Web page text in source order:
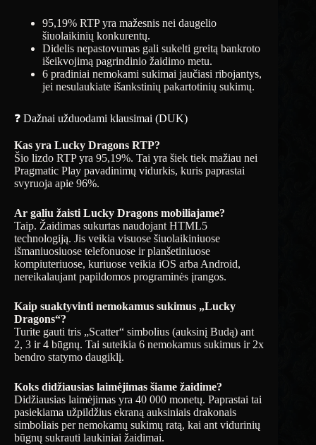
95,19% RTP yra mažesnis nei daugelio
šiuolaikinių konkurentų.
Didelis nepastovumas gali sukelti greitą bankroto
išeikvojimą pagrindinio žaidimo metu.
6 pradiniai nemokami sukimai jaučiasi ribojantys,
jei nesulaukiate išankstinių pakartotinių sukimų.
❓ Dažnai užduodami klausimai (DUK)
Kas yra Lucky Dragons RTP?
Šio lizdo RTP yra 95,19%. Tai yra šiek tiek mažiau nei
Pragmatic Play pavadinimų vidurkis, kuris paprastai
svyruoja apie 96%.
Ar galiu žaisti Lucky Dragons mobiliajame?
Taip. Žaidimas sukurtas naudojant HTML5
technologiją. Jis veikia visuose šiuolaikiniuose
išmaniuosiuose telefonuose ir planšetiniuose
kompiuteriuose, kuriuose veikia iOS arba Android,
nereikalaujant papildomos programinės įrangos.
Kaip suaktyvinti nemokamus sukimus „Lucky
Dragons“?
Turite gauti tris „Scatter“ simbolius (auksinį Budą) ant
2, 3 ir 4 būgnų. Tai suteikia 6 nemokamus sukimus ir 2x
bendro statymo daugiklį.
Koks didžiausias laimėjimas šiame žaidime?
Didžiausias laimėjimas yra 40 000 monetų. Paprastai tai
pasiekiama užpildžius ekraną auksiniais drakonais
simboliais per nemokamų sukimų ratą, kai ant vidurinių
būgnų sukrauti laukiniai žaidimai.